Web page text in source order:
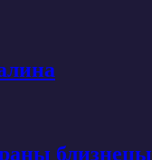
близнецы